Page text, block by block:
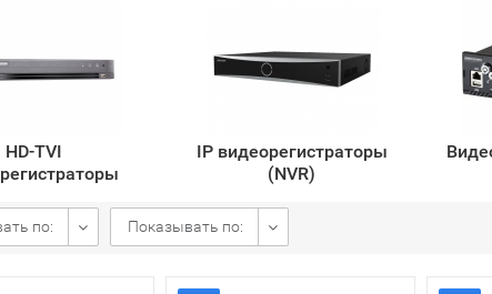
HD-TVI
IP видеорегистраторы
(NVR)
по: Показывать по: